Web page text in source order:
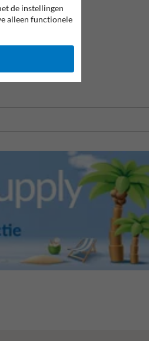
de instellingen
alleen functionele